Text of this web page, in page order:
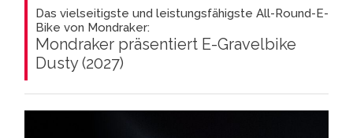
Das vielseitigste und leistungsfähigste All-Round-E-
Bike von Mondraker:
Mondraker präsentiert E-Gravelbike
Dusty (2027)